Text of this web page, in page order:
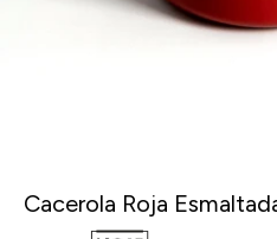
Cacerola Roja